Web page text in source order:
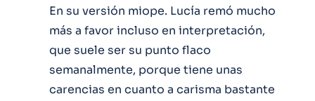
En su versión miope. Lucía remó mucho
más a favor incluso en interpretación,
que suele ser su punto flaco
semanalmente, porque tiene unas
carencias en cuanto a carisma bastante